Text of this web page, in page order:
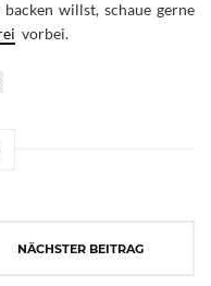
willst, schaue gerne
vorbei.
NÄCHSTER BEITRAG